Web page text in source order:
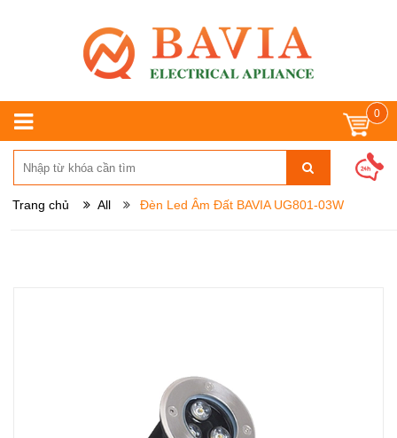
0
Trang chủ All Đèn Led Âm Đất BAVIA UG801-03W